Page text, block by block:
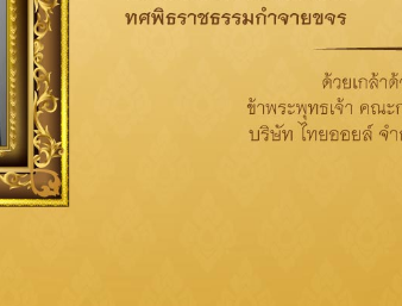
จ้าหน้าที่บริหารและกรรมการผู้จัดการใหญ่
THE YEAR 2024” ประเภทอุตสาหกรรมพลังงาน